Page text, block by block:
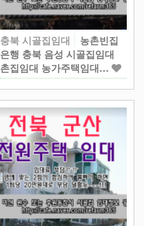
충북 시골집임대
농촌빈집
은행 충북 음성 시골집임대
촌집임대 농가주택임대…